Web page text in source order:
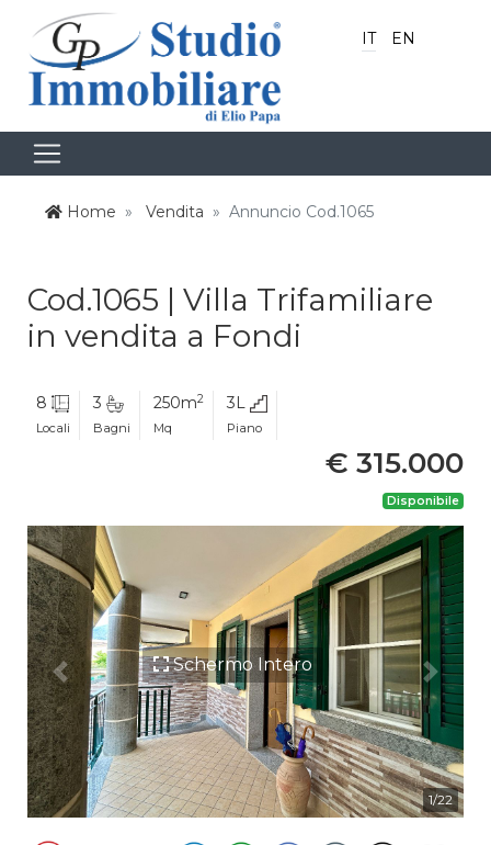
IT EN
Home Vendita Annuncio Cod.1065
Cod.1065 | Villa Trifamiliare
in vendita a Fondi
8
Locali
3
Bagni
250m2
Mq
3L
Piano
€ 315.000
Disponibile
Schermo Intero
1/22
Previous Next